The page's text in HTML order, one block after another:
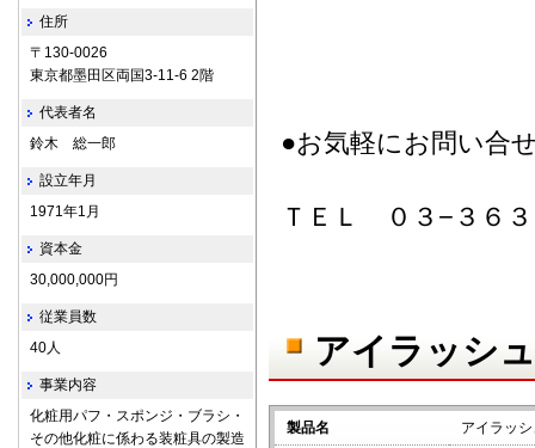
●お気軽にお問い合
ＴＥＬ ０３−３６
アイラッシ
製品名 アイラッ
住所
〒130-0026
東京都墨田区両国3-11-6 2階
代表者名
鈴木 総一郎
設立年月
1971年1月
資本金
30,000,000円
従業員数
40人
事業内容
化粧用パフ・スポンジ・ブラシ・
その他化粧に係わる装粧具の製造